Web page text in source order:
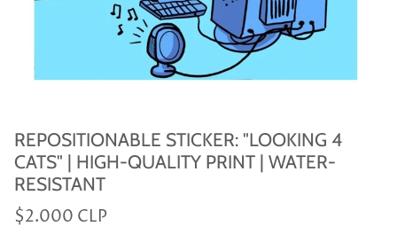
REPOSITIONABLE STICKER: "LOOKING 4
CATS" | HIGH-QUALITY PRINT | WATER-
RESISTANT
$2.000 CLP